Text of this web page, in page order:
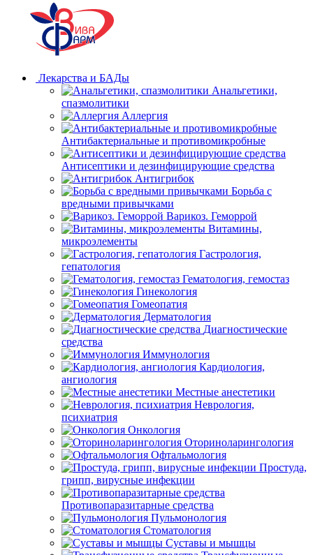
Лекарства и БАДы
Анальгетики,
спазмолитики
Аллергия
Антибактериальные и противомикробные
Антисептики и дезинфицирующие средства
Антигрибок
Борьба с
вредными привычками
Варикоз. Геморрой
Витамины,
микроэлементы
Гастрология,
гепатология
Гематология, гемостаз
Гинекология
Гомеопатия
Дерматология
Диагностические
средства
Иммунология
Кардиология,
ангиология
Местные анестетики
Неврология,
психиатрия
Онкология
Оториноларингология
Офтальмология
Простуда,
грипп, вирусные инфекции
Противопаразитарные средства
Пульмонология
Стоматология
Суставы и мышцы